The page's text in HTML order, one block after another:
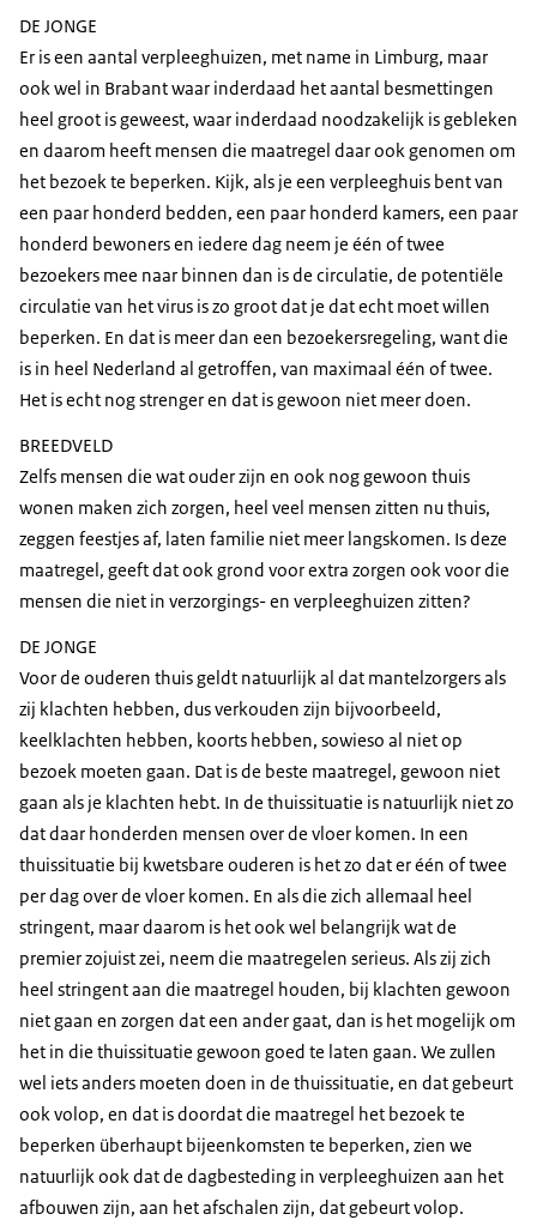
DE JONGE
Er is een aantal verpleeghuizen, met name in Limburg, maar
ook wel in Brabant waar inderdaad het aantal besmettingen
heel groot is geweest, waar inderdaad noodzakelijk is gebleken
en daarom heeft mensen die maatregel daar ook genomen om
het bezoek te beperken. Kijk, als je een verpleeghuis bent van
een paar honderd bedden, een paar honderd kamers, een paar
honderd bewoners en iedere dag neem je één of twee
bezoekers mee naar binnen dan is de circulatie, de potentiële
circulatie van het virus is zo groot dat je dat echt moet willen
beperken. En dat is meer dan een bezoekersregeling, want die
is in heel Nederland al getroffen, van maximaal één of twee.
Het is echt nog strenger en dat is gewoon niet meer doen.
BREEDVELD
Zelfs mensen die wat ouder zijn en ook nog gewoon thuis
wonen maken zich zorgen, heel veel mensen zitten nu thuis,
zeggen feestjes af, laten familie niet meer langskomen. Is deze
maatregel, geeft dat ook grond voor extra zorgen ook voor die
mensen die niet in verzorgings- en verpleeghuizen zitten?
DE JONGE
Voor de ouderen thuis geldt natuurlijk al dat mantelzorgers als
zij klachten hebben, dus verkouden zijn bijvoorbeeld,
keelklachten hebben, koorts hebben, sowieso al niet op
bezoek moeten gaan. Dat is de beste maatregel, gewoon niet
gaan als je klachten hebt. In de thuissituatie is natuurlijk niet zo
dat daar honderden mensen over de vloer komen. In een
thuissituatie bij kwetsbare ouderen is het zo dat er één of twee
per dag over de vloer komen. En als die zich allemaal heel
stringent, maar daarom is het ook wel belangrijk wat de
premier zojuist zei, neem die maatregelen serieus. Als zij zich
heel stringent aan die maatregel houden, bij klachten gewoon
niet gaan en zorgen dat een ander gaat, dan is het mogelijk om
het in die thuissituatie gewoon goed te laten gaan. We zullen
wel iets anders moeten doen in de thuissituatie, en dat gebeurt
ook volop, en dat is doordat die maatregel het bezoek te
beperken überhaupt bijeenkomsten te beperken, zien we
natuurlijk ook dat de dagbesteding in verpleeghuizen aan het
afbouwen zijn, aan het afschalen zijn, dat gebeurt volop.